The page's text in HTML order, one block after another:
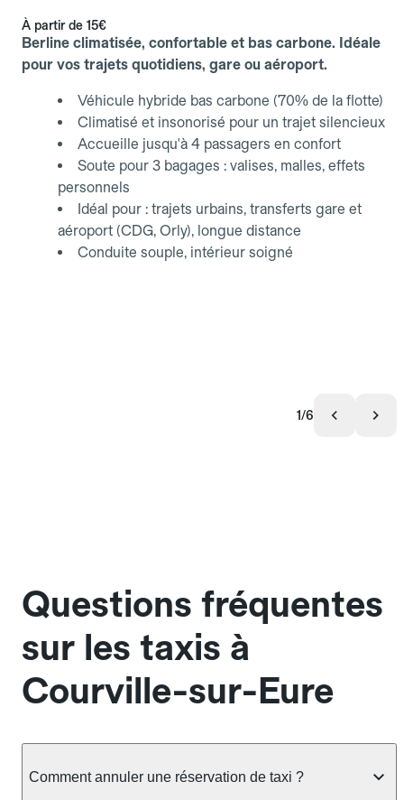
À partir de 15€
Berline climatisée, confortable et bas carbone. Idéale
pour vos trajets quotidiens, gare ou aéroport.
Véhicule hybride bas carbone (70% de la flotte)
Climatisé et insonorisé pour un trajet silencieux
Accueille jusqu'à 4 passagers en confort
Soute pour 3 bagages : valises, malles, effets
personnels
Idéal pour : trajets urbains, transferts gare et
aéroport (CDG, Orly), longue distance
Conduite souple, intérieur soigné
1/6
Questions fréquentes
sur les taxis à
Courville-sur-Eure
Comment annuler une réservation de taxi ?